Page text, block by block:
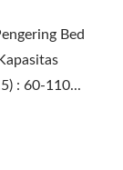
Bed
: 60-110...